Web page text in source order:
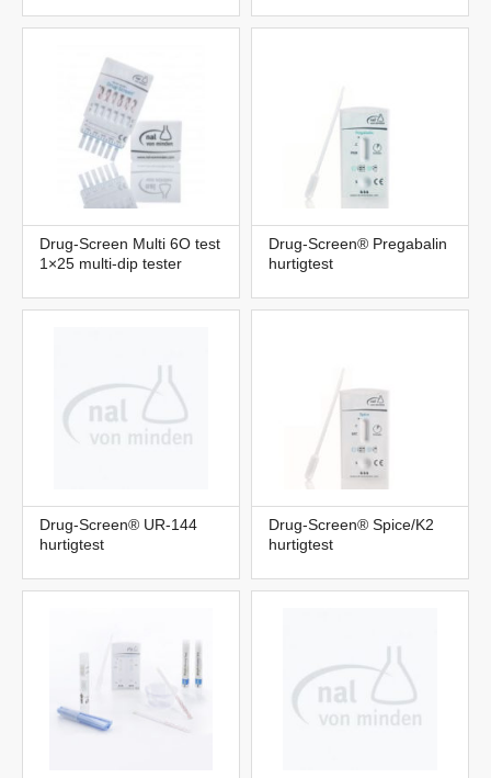
Drug-Screen Multi 6O test
1×25 multi-dip tester
Drug-Screen® Pregabalin
hurtigtest
Drug-Screen® UR-144
hurtigtest
Drug-Screen® Spice/K2
hurtigtest